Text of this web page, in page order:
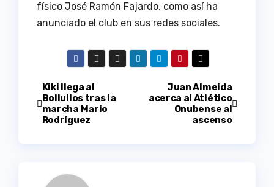
físico José Ramón Fajardo, como así ha
anunciado el club en sus redes sociales.
Navegación
de
Juan Almeida
acerca al Atlético
Onubense al
ascenso
Kiki llega al
Bollullos tras la
marcha Mario
Rodríguez